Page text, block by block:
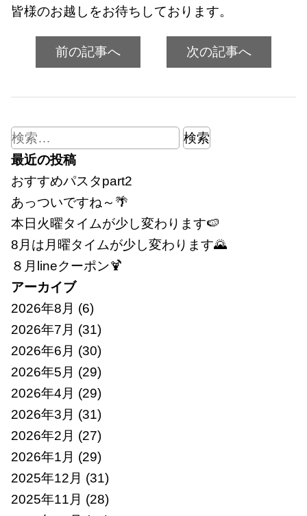
皆様のお越しをお待ちしております。
前の記事へ 次の記事へ
検
索:
最近の投稿
おすすめパスタpart2
あっついですね～🌴
本日火曜タイムが少し変わります🍉
8月は月曜タイムが少し変わります🌄
８月lineクーポン🍹
アーカイブ
2026年8月 (6)
2026年7月 (31)
2026年6月 (30)
2026年5月 (29)
2026年4月 (29)
2026年3月 (31)
2026年2月 (27)
2026年1月 (29)
2025年12月 (31)
2025年11月 (28)